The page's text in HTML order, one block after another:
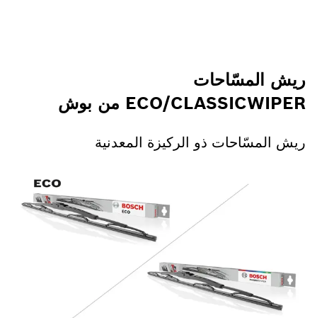
ريش المسّاحات
ECO/CLASSICWIPER من بوش
ريش المسّاحات ذو الركيزة المعدنية